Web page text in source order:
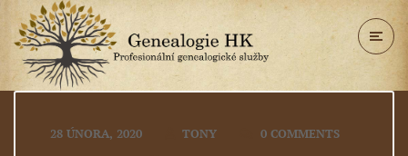
28 ÚNORA, 2020 TONY
0 COMMENTS